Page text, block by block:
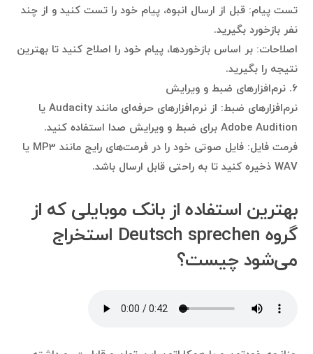
تست پیام: قبل از ارسال انبوه، پیام خود را تست کنید و از چند
نفر بازخورد بگیرید.
اصلاحات: بر اساس بازخوردها، پیام خود را اصلاح کنید تا بهترین
نتیجه را بگیرید.
۶. نرم‌افزارهای ضبط و ویرایش
نرم‌افزارهای ضبط: از نرم‌افزارهای حرفه‌ای مانند Audacity یا
Adobe Audition برای ضبط و ویرایش صدا استفاده کنید.
فرمت فایل: فایل صوتی خود را در فرمت‌های رایج مانند MP3 یا
WAV ذخیره کنید تا به راحتی قابل ارسال باشد.
بهترین استفاده‌ از بانک موبایلی که از
گروه Deutsch sprechen استخراج
می‌شود چیست؟